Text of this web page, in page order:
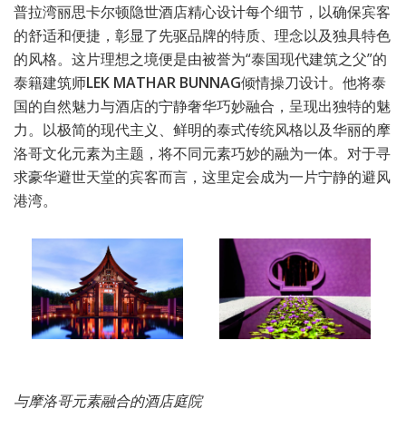
普拉湾丽思卡尔顿隐世酒店精心设计每个细节，以确保宾客
的舒适和便捷，彰显了先驱品牌的特质、理念以及独具特色
的风格。这片理想之境便是由被誉为“泰国现代建筑之父”的
泰籍建筑师LEK MATHAR BUNNAG倾情操刀设计。他将泰
国的自然魅力与酒店的宁静奢华巧妙融合，呈现出独特的魅
力。以极简的现代主义、鲜明的泰式传统风格以及华丽的摩
洛哥文化元素为主题，将不同元素巧妙的融为一体。对于寻
求豪华避世天堂的宾客而言，这里定会成为一片宁静的避风
港湾。
与摩洛哥元素融合的酒店庭院